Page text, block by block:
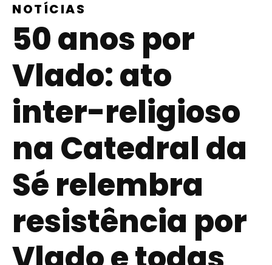
NOTÍCIAS
50 anos por
Vlado: ato
inter-religioso
na Catedral da
Sé relembra
resistência por